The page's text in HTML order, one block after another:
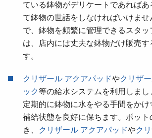
ている鉢物がデリケートであれば
て鉢物の世話をしなければいけま
で、鉢物を頻繁に管理できるスタッ
は、店内には丈夫な鉢物だけ販売す
す。
クリザール アクアパッドやクリザ
ック等の給水システムを利用しまし
定期的に鉢物に水をやる手間をか
補給状態を良好に保ちます。ポット
き、
クリザール アクアパッドやク